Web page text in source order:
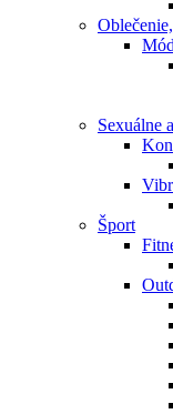
Sexuálne
Šport